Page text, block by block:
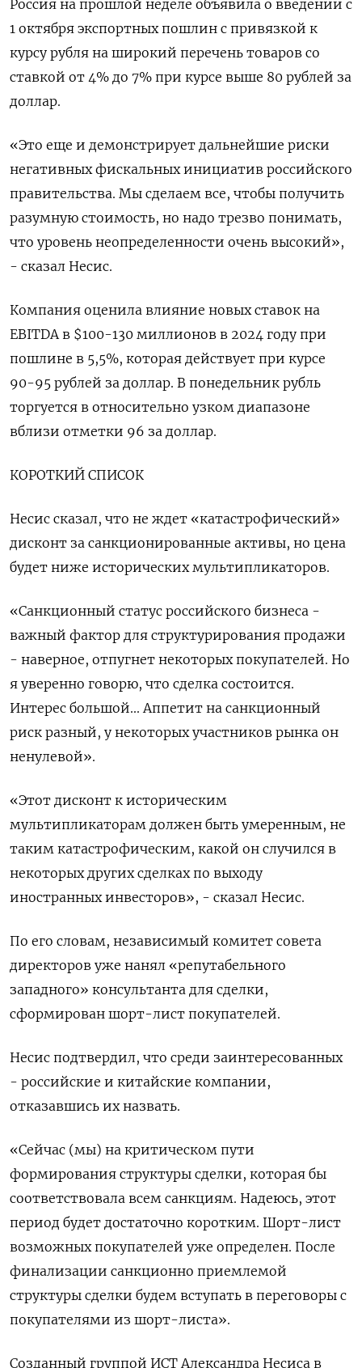
Россия на прошлой неделе объявила о введении с
1 октября экспортных пошлин с привязкой к
курсу рубля на широкий перечень товаров со
ставкой от 4% до 7% при курсе выше 80 рублей за
доллар.
«Это еще и демонстрирует дальнейшие риски
негативных фискальных инициатив российского
правительства. Мы сделаем все, чтобы получить
разумную стоимость, но надо трезво понимать,
что уровень неопределенности очень высокий»,
- сказал Несис.
Компания оценила влияние новых ставок на
EBITDA в $100-130 миллионов в 2024 году при
пошлине в 5,5%, которая действует при курсе
90-95 рублей за доллар. В понедельник рубль
торгуется в относительно узком диапазоне
вблизи отметки 96 за доллар.
КОРОТКИЙ СПИСОК
Несис сказал, что не ждет «катастрофический»
дисконт за санкционированные активы, но цена
будет ниже исторических мультипликаторов.
«Санкционный статус российского бизнеса -
важный фактор для структурирования продажи
- наверное, отпугнет некоторых покупателей. Но
я уверенно говорю, что сделка состоится.
Интерес большой... Аппетит на санкционный
риск разный, у некоторых участников рынка он
ненулевой».
«Этот дисконт к историческим
мультипликаторам должен быть умеренным, не
таким катастрофическим, какой он случился в
некоторых других сделках по выходу
иностранных инвесторов», - сказал Несис.
По его словам, независимый комитет совета
директоров уже нанял «репутабельного
западного» консультанта для сделки,
сформирован шорт-лист покупателей.
Несис подтвердил, что среди заинтересованных
- российские и китайские компании,
отказавшись их назвать.
«Сейчас (мы) на критическом пути
формирования структуры сделки, которая бы
соответствовала всем санкциям. Надеюсь, этот
период будет достаточно коротким. Шорт-лист
возможных покупателей уже определен. После
финализации санкционно приемлемой
структуры сделки будем вступать в переговоры с
покупателями из шорт-листа».
Созданный группой ИСТ Александра Несиса в